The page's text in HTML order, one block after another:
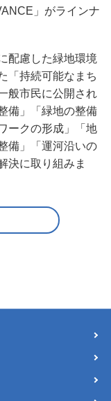
」がラインナ
配慮した緑地環境
「持続可能なまち
般市民に公開され
備」「緑地の整備
ークの形成」「地
備」「運河沿いの
決に取り組みま